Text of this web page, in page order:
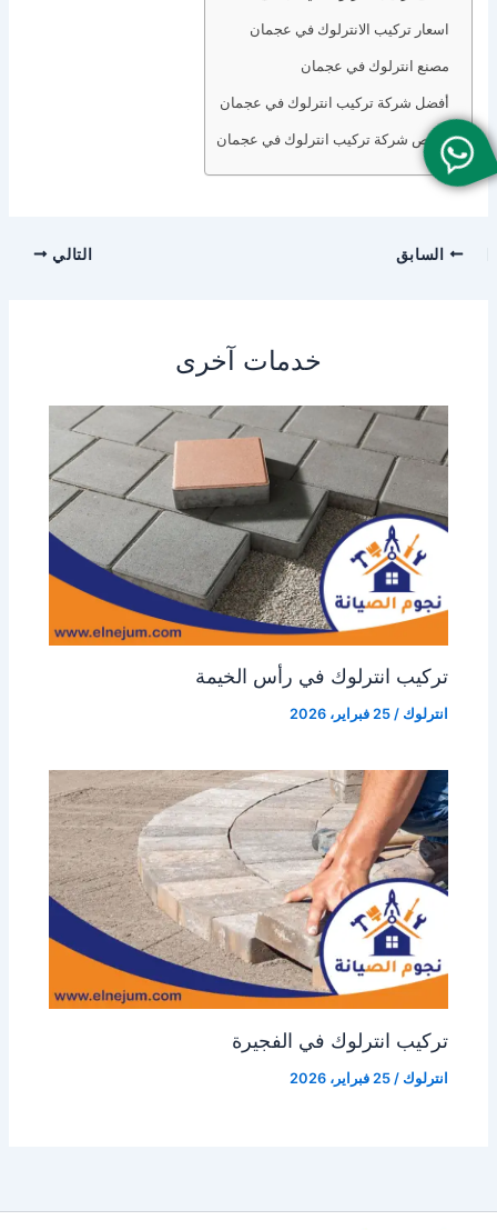
اسعار تركيب الانترلوك في عجمان
مصنع انترلوك في عجمان
أفضل شركة تركيب انترلوك في عجمان
أرخص شركة تركيب انترلوك في عجمان
السابق التالي
خدمات آخرى
تركيب انترلوك في رأس الخيمة
انترلوك /25 فبراير، 2026
تركيب انترلوك في الفجيرة
انترلوك /25 فبراير، 2026